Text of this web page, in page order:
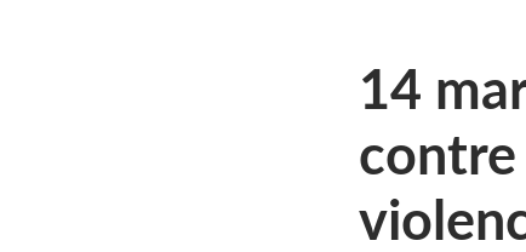
14
contre